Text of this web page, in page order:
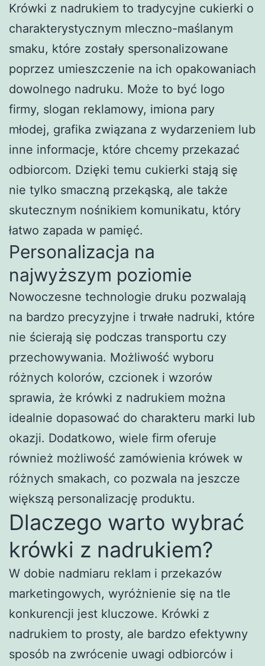
Krówki z nadrukiem to tradycyjne cukierki o
charakterystycznym mleczno-maślanym
smaku, które zostały spersonalizowane
poprzez umieszczenie na ich opakowaniach
dowolnego nadruku. Może to być logo
firmy, slogan reklamowy, imiona pary
młodej, grafika związana z wydarzeniem lub
inne informacje, które chcemy przekazać
odbiorcom. Dzięki temu cukierki stają się
nie tylko smaczną przekąską, ale także
skutecznym nośnikiem komunikatu, który
łatwo zapada w pamięć.
Personalizacja na
najwyższym poziomie
Nowoczesne technologie druku pozwalają
na bardzo precyzyjne i trwałe nadruki, które
nie ścierają się podczas transportu czy
przechowywania. Możliwość wyboru
różnych kolorów, czcionek i wzorów
sprawia, że krówki z nadrukiem można
idealnie dopasować do charakteru marki lub
okazji. Dodatkowo, wiele firm oferuje
również możliwość zamówienia krówek w
różnych smakach, co pozwala na jeszcze
większą personalizację produktu.
Dlaczego warto wybrać
krówki z nadrukiem?
W dobie nadmiaru reklam i przekazów
marketingowych, wyróżnienie się na tle
konkurencji jest kluczowe. Krówki z
nadrukiem to prosty, ale bardzo efektywny
sposób na zwrócenie uwagi odbiorców i